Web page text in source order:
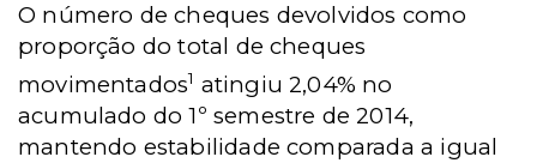
O número de cheques devolvidos como
proporção do total de cheques
movimentados1 atingiu 2,04% no
acumulado do 1º semestre de 2014,
mantendo estabilidade comparada a igual